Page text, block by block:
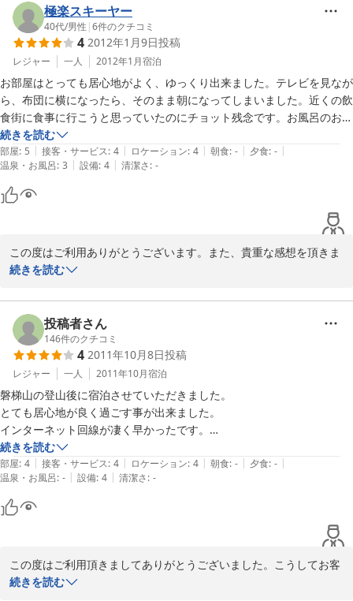
浴室の中にシャンプーメイク落とし等もありましたが、体を洗うタオル
もありました。
私はお風呂のセットを持っているので使用はしませんでしたが、使用し
ていいのか・・その際は衛生的にどうかと思いました。
掃除セットも浴室の中にあり、自宅じゃないので外に置いた方がいいの
では・・と思いました。
長々書いてしまいましたが、総合的にはとてもいい民宿でしたので、帰
りはとても気持ちよくチェックアウト出来ました。
周りの人の入りを見るとまだまだ大変かと思います。
これからも応援しております。
また、シャワー数や温度調整につきましては、他のお客様からも同
様のご指摘を頂いておりますので、改装も含め、現在計画中です。
②客室の鍵について
和室の作りのため、改装したお部屋から鍵を設置しておりますが、
すべてのお部屋を改装するまでには至っておりません。通常、貴重
品については帳場でお預かりする等の対応をしておりますが、その
ご案内が抜けており、ご不便をおかけいたしました。
今年から楽天トラベルに出店し、お客様からのこうした声を頂くの
お客様にご満足頂ける宿を目指し、改善をしていきたいと思いま
2012-03-12
トイレは、乾燥室の隣にもございますが、2階にはないため、ご不
便をおかけしました。
お風呂につきましては、通常自動で温度調節するため、ツマミを外
しておりましたが、ご宿泊頂きました日前後に温度センサーが故障
したため、現在は暫定的に手動にて温度調節可能に変更いたしまし
た。
せったくのご旅行で、ご迷惑をおかけしまして、申し訳ございませ
ご指摘を真摯に受け止め、改善させて頂きますので、機会がござい
極楽スキーヤー
40代/男性 |6件のクチコミ
4 2012年1月9日投稿
レジャー 一人 2012年1月宿泊
お部屋はとっても居心地がよく、ゆっくり出来ました。テレビを見なが
ら、布団に横になったら、そのまま朝になってしまいました。近くの飲
食街に食事に行こうと思っていたのにチョット残念です。お風呂のお湯
が思ったほど出なかったことと、トイレが離れていて、何度も行くのは
不自由でした。
続きを読む
部屋: 5 | 接客・サービス: 4 | ロケーション: 4 | 朝食: - | 夕食: - |
温泉・お風呂: 3 | 設備: 4 | 清潔さ: -
この度はご利用ありがとうございます。また、貴重な感想を頂きま
してありがとうございます。こうした感想をいただくことが今まで
思います。
シャワーのお湯、またトイレの件、ご不便をお掛け致しまして申し
訳ございませんでした。多数のお客様にご宿泊頂いている時にシャ
ワーの水圧が弱くなることがあり、また構造上の問題でトイレを二
階に設置できておりませんが、今後リニューアルの際の改善点とさ
2012-01-09
続きを読む
投稿者さん
146件のクチコミ
4 2011年10月8日投稿
レジャー 一人 2011年10月宿泊
磐梯山の登山後に宿泊させていただきました。
とても居心地が良く過ごす事が出来ました。
インターネット回線が凄く早かったです。
駅から歩くと15分ほど、送迎もしてもらえます。
続きを読む
部屋: 4 | 接客・サービス: 4 | ロケーション: 4 | 朝食: - | 夕食: - |
温泉・お風呂: - | 設備: 4 | 清潔さ: -
この度はご利用頂きましてありがとうございました。こうしてお客
様の声を頂くのは、初めてのことでしたので、家族で喜んでおりま
続きを読む